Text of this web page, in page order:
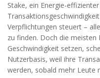
Stake, ein Energie-
Verpflichtungen steuert –
zu finden. Doch die
Geschwindigkeit setzen,
Nutzerbasis, weil ihre
werden, sobald mehr Leute